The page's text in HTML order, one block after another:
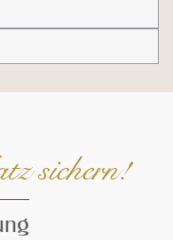
sichern!